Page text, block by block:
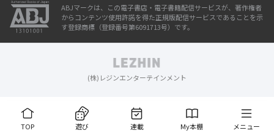
TOP 遊び 連載 My本棚 メニュー
ABJマークは、この電子書店・電子書籍配信サービスが、著作権者
からコンテンツ使用許諾を得た正規版配信サービスであることを示
す登録商標（登録番号第6091713号）です。
(株)レジンエンターテインメント